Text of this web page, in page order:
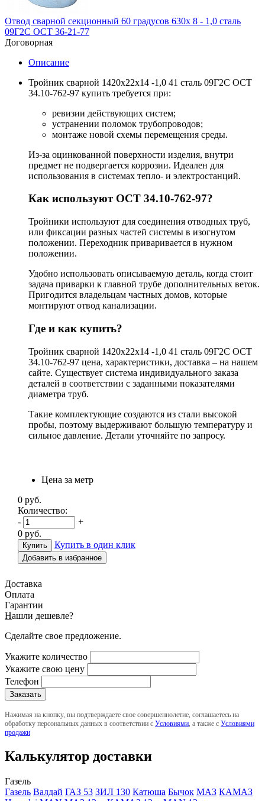
Отвод сварной секционный 60 градусов 630х 8 - 1,0 сталь
09Г2С ОСТ 36-21-77
Договорная
Описание
Тройник сварной 1420х22х14 -1,0 41 сталь 09Г2С ОСТ
34.10-762-97 купить требуется при:
ревизии действующих систем;
устранении поломок трубопроводов;
монтаже новой схемы перемещения среды.
Из-за оцинкованной поверхности изделия, внутри
предмет не подвергается коррозии. Идеален для
использования в системах тепло- и электростанций.
Как используют ОСТ 34.10-762-97?
Тройники используют для соединения отводных труб,
или фиксации разных частей системы в изогнутом
положении. Переходник приваривается в нужном
положении.
Удобно использовать описываемую деталь, когда стоит
задача приварки к главной трубе дополнительных веток.
Пригодится владельцам частных домов, которые
монтируют отвод канализации.
Где и как купить?
Тройник сварной 1420х22х14 -1,0 41 сталь 09Г2С ОСТ
34.10-762-97 цена, характеристики, доставка – на нашем
сайте. Существует система индивидуального заказа
деталей в соответствии с заданными показателями
диаметра труб.
Такие комплектующие создаются из стали высокой
пробы, поэтому выдерживают большую температуру и
сильное давление. Детали уточняйте по запросу.
Цена за метр
0 руб.
Количество:
-
+
0 руб.
Купить в один клик
Добавить в избранное
Доставка
Оплата
Гарантии
Нашли дешевле?
Сделайте свое предложение.
Укажите количество
Укажите свою цену
Телефон
Нажимая на кнопку, вы подтверждаете свое совершеннолетие, соглашаетесь на
обработку персональных данных в соответствии с Условиями , а также с Условиями
продажи
Калькулятор доставки
Газель
Газель Валдай ГАЗ 53 ЗИЛ 130 Катюша Бычок МАЗ КАМАЗ